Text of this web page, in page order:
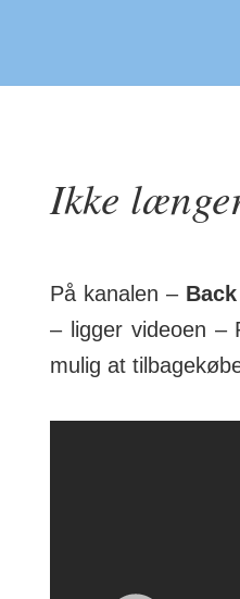
Ikke
På kanalen –
– ligger videoen –
mulig at